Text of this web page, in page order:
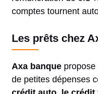
comptes tournent
Les prêts chez
Axa banque propose
de petites dépenses